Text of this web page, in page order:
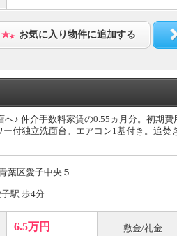
お気に入り物件に追加する
♪ 仲介手数料家賃の0.55ヵ月分。初期費
付独立洗面台。エアコン1基付き。追焚
葉区愛子中央５
子駅 歩4分
6.5万円 敷金/礼金